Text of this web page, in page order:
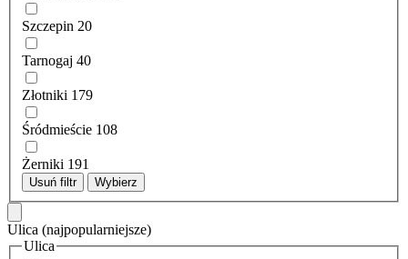
Szczepin 20
Tarnogaj 40
Złotniki 179
Śródmieście 108
Żerniki 191
Usuń filtr Wybierz
Ulica (najpopularniejsze)
Ulica